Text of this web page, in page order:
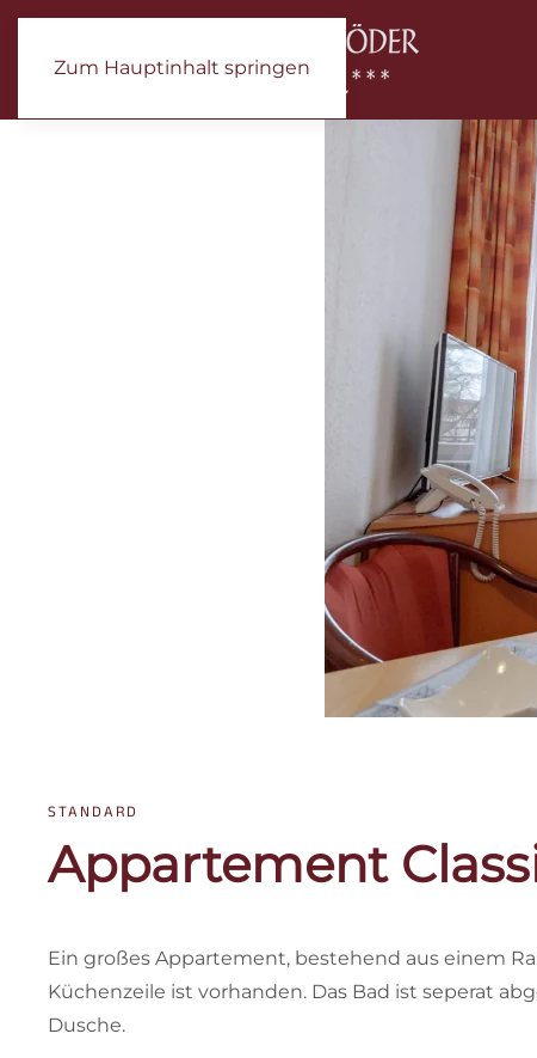
Zum Hauptinhalt springen
STANDARD
Appartement
Ein großes Appartement, bestehend aus einem
Küchenzeile ist vorhanden. Das Bad ist seperat
Dusche.